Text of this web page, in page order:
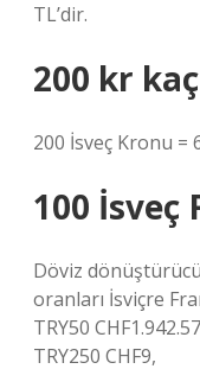
TL’dir.
200 kr
200 İsveç Kronu =
100 İsveç
Döviz
oranları İsviçre
TRY50
TRY250 CHF9,